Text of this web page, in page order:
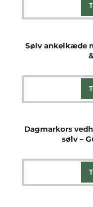
Sølv ankelkæde
Dagmarkors
sølv –